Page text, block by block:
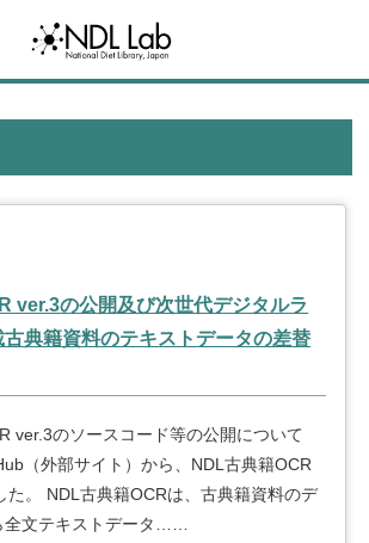
ver.3の公開及び次世代デジタルラ
典籍資料のテキストデータの差替
ver.3のソースコード等の公開について
（外部サイト）から、NDL古典籍OCR
た。 NDL古典籍OCRは、古典籍資料のデ
全文テキストデータ……